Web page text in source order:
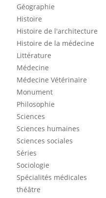
Géographie
Histoire
Histoire de l'architecture
Histoire de la médecine
Littérature
Médecine
Médecine Vétérinaire
Monument
Philosophie
Sciences
Sciences humaines
Sciences sociales
Séries
Sociologie
Spécialités médicales
théâtre